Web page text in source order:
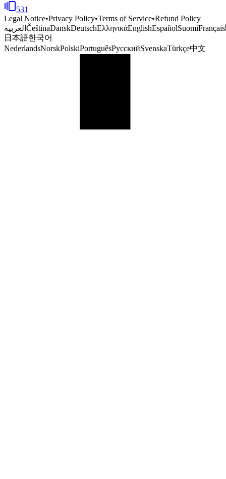
531
Legal Notice•Privacy Policy•Terms of Service•Refund Policy
العربية ČeštinaDanskDeutschΕλληνικάEnglishEspañolSuomiFrançais
日本語한국어
NederlandsNorskPolskiPortuguêsРусскийSvenskaTürkçe中文